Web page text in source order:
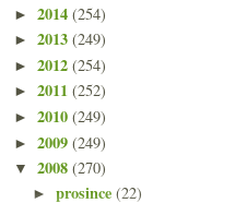
► 2014 (254)
► 2013 (249)
► 2012 (254)
► 2011 (252)
► 2010 (249)
► 2009 (249)
▼ 2008 (270)
►prosince(22)